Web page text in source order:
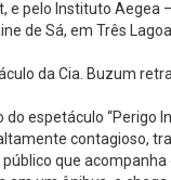
pelo Instituto
de Sá, em Três
da Cia. Buzum
espetáculo
contagioso,
que